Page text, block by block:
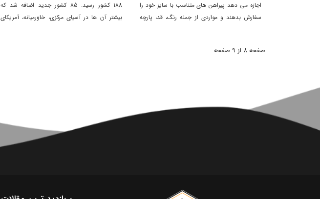
اجازه می دهد پیراهن های متناسب با سایز خود را
سفارش بدهند و مواردی از جمله رنگ، قد، پارچه
188 کشور رسید. 85 کشور جدید اضافه شد که
بیشتر آن ها در آسیای مرکزی، خاورمیانه، آمریکای
صفحه 8 از 9 صفحه